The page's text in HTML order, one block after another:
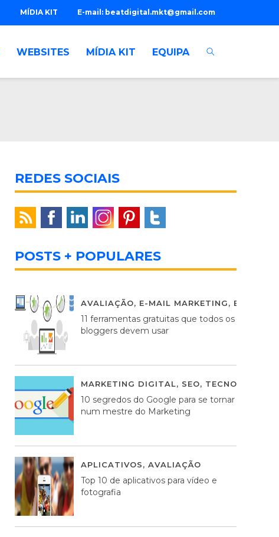
E-mail: beatdigital.mkt@gmail.com
MÍDIA KIT
WEBSITES MÍDIA KIT EQUIPA
REDES SOCIAIS
POSTS + POPULARES
AVALIAÇÃO, E-MAIL MARKETING,
11 ferramentas gratuitas que todos os
bloggers devem usar
MARKETING DIGITAL, SEO, TECNOLOGIA
10 segredos do Google para se tornar
num mestre do Marketing
APLICATIVOS, AVALIAÇÃO
Top 10 de aplicativos para vídeo e
fotografia